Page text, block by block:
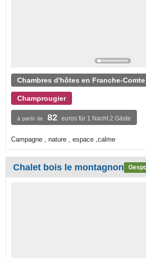
Chambres d'hôtes en Franche-Comte
Champrougier
à partir de 82 euros für 1 Nacht 2 Gäste
Campagne , nature , espace ,calme
Chalet bois le montagnon